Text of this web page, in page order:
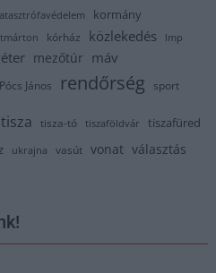
kormány
kórház közlekedés lmp
mezőtúr máv
Pócs János rendőrség sport
tisza tisza-tó tiszaföldvár tiszafüred
ukrajna vasút vonat választás